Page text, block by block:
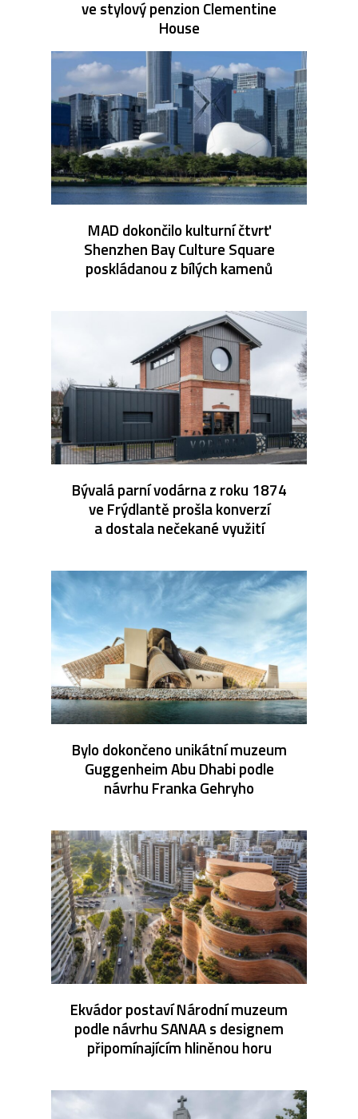
ve stylový penzion Clementine
House
MAD dokončilo kulturní čtvrť
Shenzhen Bay Culture Square
poskládanou z bílých kamenů
Bývalá parní vodárna z roku 1874
ve Frýdlantě prošla konverzí
a dostala nečekané využití
Bylo dokončeno unikátní muzeum
Guggenheim Abu Dhabi podle
návrhu Franka Gehryho
Ekvádor postaví Národní muzeum
podle návrhu SANAA s designem
připomínajícím hliněnou horu